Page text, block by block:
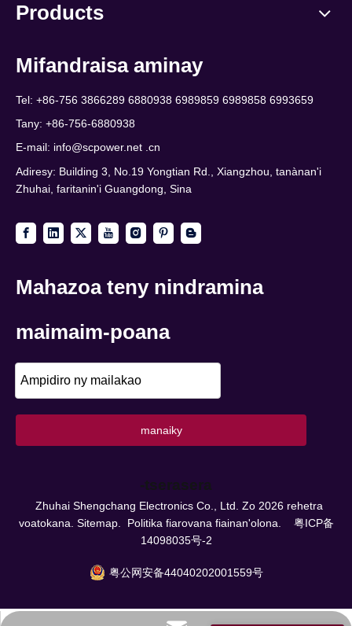
Products
Mifandraisa aminay
Tel: +86-756 3866289 6880938 6989859 6989858 6993659
Tany: +86-756-6880938
E-mail: info@scpower.net .cn
Adiresy: Building 3, No.19 Yongtian Rd., Xiangzhou, tanànan'i
Zhuhai, faritanin'i Guangdong, Sina
Mahazoa teny nindramina
maimaim-poana
manaiky
-tserasera
Zhuhai Shengchang Electronics Co., Ltd. Zo 2026 rehetra
voatokana. Sitemap. Politika fiarovana fiainan'olona.
粤ICP备
14098035号-2
粤公网安备44040202001559号